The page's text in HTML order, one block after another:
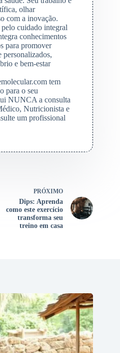
olhar
com a inovação.
cuidado integral
conhecimentos
para promover
personalizados,
e bem-estar
tem
para o seu
NUNCA a consulta
Nutricionista e
um profissional
PRÓXIMO
Dips: Aprenda
como este exercício
transforma seu
treino em casa